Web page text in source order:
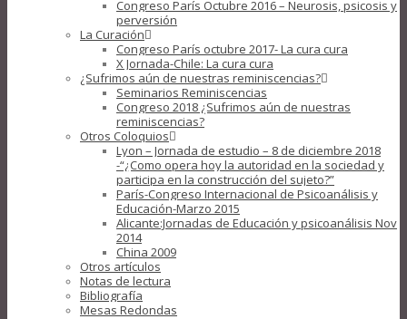
Congreso París Octubre 2016 – Neurosis, psicosis y
perversión
La Curación
Congreso París octubre 2017- La cura cura
X Jornada-Chile: La cura cura
¿Sufrimos aún de nuestras reminiscencias?
Seminarios Reminiscencias
Congreso 2018 ¿Sufrimos aún de nuestras
reminiscencias?
Otros Coloquios
Lyon – Jornada de estudio – 8 de diciembre 2018
-“¿Como opera hoy la autoridad en la sociedad y
participa en la construcción del sujeto?”
París-Congreso Internacional de Psicoanálisis y
Educación-Marzo 2015
Alicante:Jornadas de Educación y psicoanálisis Nov
2014
China 2009
Otros artículos
Notas de lectura
Bibliografía
Mesas Redondas